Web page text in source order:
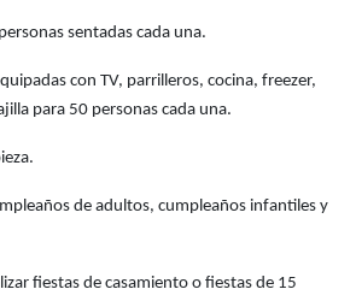
sentadas cada una.
con TV, parrilleros, cocina, freezer,
para 50 personas cada una.
de adultos, cumpleaños infantiles y
fiestas de casamiento o fiestas de 15